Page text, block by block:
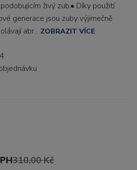
živý zub.• Díky použití
generace jsou zuby výjimečně
abr... ZOBRAZIT VÍCE
310,00 Kč